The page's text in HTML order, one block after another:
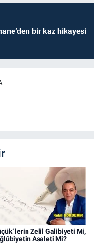
bir kaz hikayesi
Zelil Galibiyeti Mi,
Asaleti Mi?